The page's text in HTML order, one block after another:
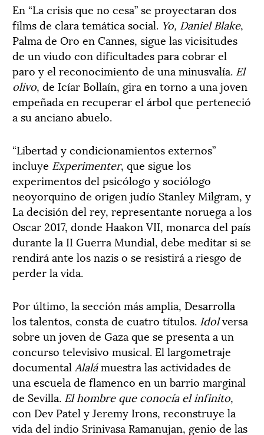
En “La crisis que no cesa” se proyectaran dos
films de clara temática social. Yo, Daniel Blake,
Palma de Oro en Cannes, sigue las vicisitudes
de un viudo con dificultades para cobrar el
paro y el reconocimiento de una minusvalía. El
olivo, de Icíar Bollaín, gira en torno a una joven
empeñada en recuperar el árbol que perteneció
a su anciano abuelo.
“Libertad y condicionamientos externos”
incluye Experimenter, que sigue los
experimentos del psicólogo y sociólogo
neoyorquino de origen judío Stanley Milgram, y
La decisión del rey, representante noruega a los
Oscar 2017, donde Haakon VII, monarca del país
durante la II Guerra Mundial, debe meditar si se
rendirá ante los nazis o se resistirá a riesgo de
perder la vida.
Por último, la sección más amplia, Desarrolla
los talentos, consta de cuatro títulos. Idolversa
sobre un joven de Gaza que se presenta a un
concurso televisivo musical. El largometraje
documental Alalámuestra las actividades de
una escuela de flamenco en un barrio marginal
de Sevilla. El hombre que conocía el infinito,
con Dev Patel y Jeremy Irons, reconstruye la
vida del indio Srinivasa Ramanujan, genio de las